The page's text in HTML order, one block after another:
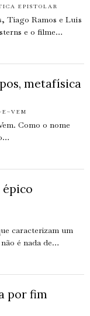
EPISTOLAR
Tiago Ramos e Luís
e o filme…
metafísica
Como o nome
épico
caracterizam um
é nada de…
por fim